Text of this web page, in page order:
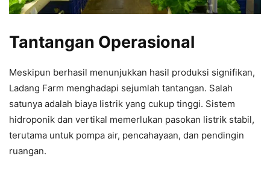
Tantangan Operasional
Meskipun berhasil menunjukkan hasil produksi signifikan,
Ladang Farm menghadapi sejumlah tantangan. Salah
satunya adalah biaya listrik yang cukup tinggi. Sistem
hidroponik dan vertikal memerlukan pasokan listrik stabil,
terutama untuk pompa air, pencahayaan, dan pendingin
ruangan.